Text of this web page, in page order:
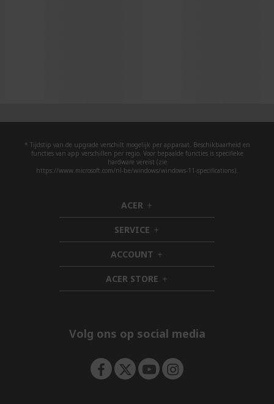
* Tijdstip van de upgrade verschilt mogelijk per apparaat. Beschikbaarheid en
functies van app verschillen per regio. Voor bepaalde functies is specifieke
hardware vereist (zie
https://www.microsoft.com/nl-be/windows/windows-11-specifications).
ACER h
i
d
d
e
n
SERVICE h
i
d
d
e
n
ACCOUNT h
i
d
d
ACER STORE h
i
e
Volg ons op social media